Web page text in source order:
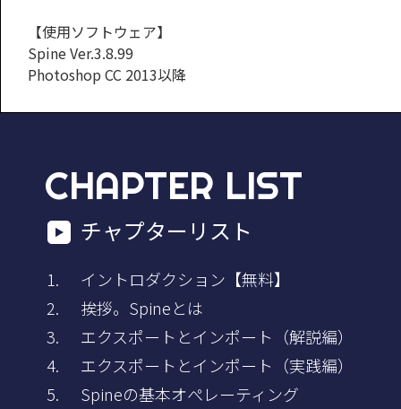
【使用ソフトウェア】
Spine Ver.3.8.99
Photoshop CC 2013以降
CHAPTER LIST
チャプターリスト
イントロダクション【無料】
挨拶。Spineとは
エクスポートとインポート（解説編）
エクスポートとインポート（実践編）
Spineの基本オぺレーティング